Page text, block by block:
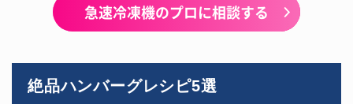
急速冷凍機のプロに相談する
絶品ハンバーグレシピ5選